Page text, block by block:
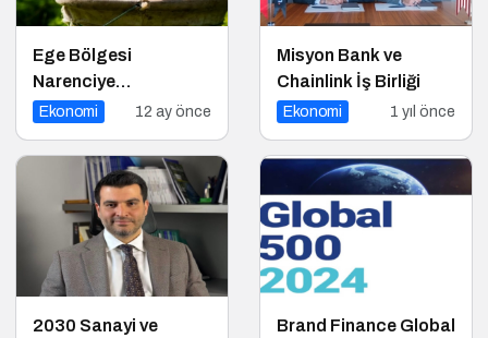
Ege Bölgesi
Narenciye
Rekoltesinde Sert
34 Azaldı
Ekonomi 12 ay önce
Misyon Bank ve
Chainlink İş Birliği
Ekonomi 1 yıl önce
2030 Sanayi ve Brand Finance Global